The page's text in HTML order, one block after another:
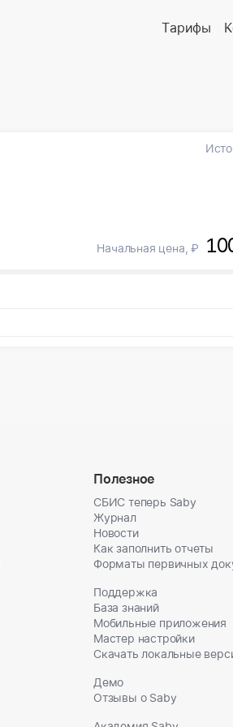
Тарифы
Начальная цена, ₽
Полезное
СБИС теперь Saby
Журнал
Новости
Как заполнить отчеты
Форматы первичных
Поддержка
База знаний
Мобильные приложения
Мастер настройки
Скачать локальные
Демо
Отзывы о Saby